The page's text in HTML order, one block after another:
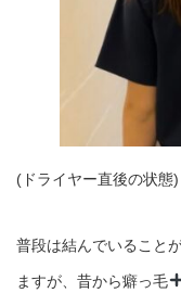
(ドライヤー直後の状態)
普段は結んでいること
ますが、昔から癖っ毛